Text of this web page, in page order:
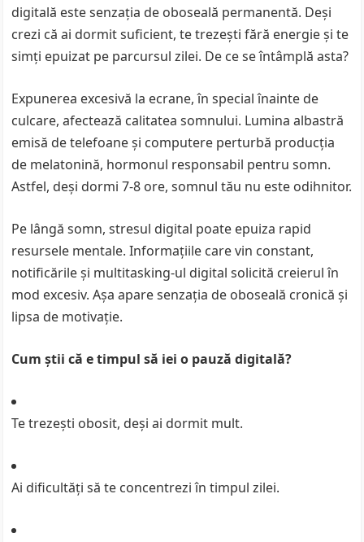
digitală este senzația de oboseală permanentă. Deși
crezi că ai dormit suficient, te trezești fără energie și te
simți epuizat pe parcursul zilei. De ce se întâmplă asta?
Expunerea excesivă la ecrane, în special înainte de
culcare, afectează calitatea somnului. Lumina albastră
emisă de telefoane și computere perturbă producția
de melatonină, hormonul responsabil pentru somn.
Astfel, deși dormi 7-8 ore, somnul tău nu este odihnitor.
Pe lângă somn, stresul digital poate epuiza rapid
resursele mentale. Informațiile care vin constant,
notificările și multitasking-ul digital solicită creierul în
mod excesiv. Așa apare senzația de oboseală cronică și
lipsa de motivație.
Cum știi că e timpul să iei o pauză digitală?
Te trezești obosit, deși ai dormit mult.
Ai dificultăți să te concentrezi în timpul zilei.